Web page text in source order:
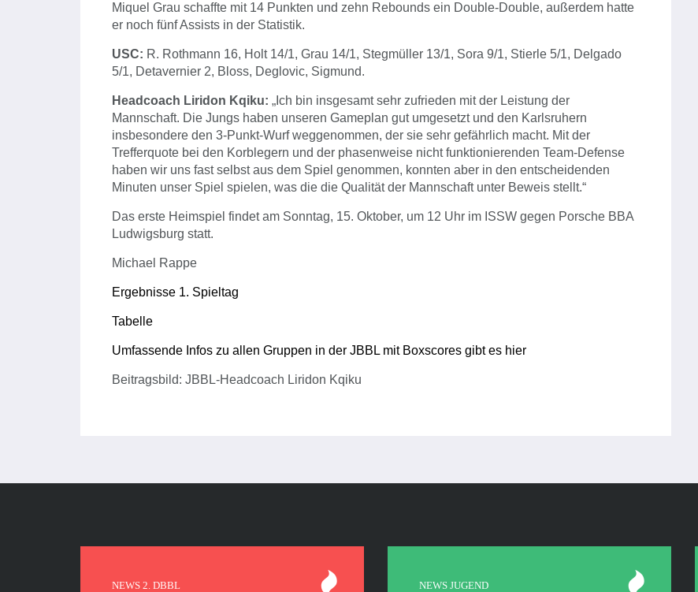
Miquel Grau schaffte mit 14 Punkten und zehn Rebounds ein Double-Double, außerdem hatte
er noch fünf Assists in der Statistik.
USC: R. Rothmann 16, Holt 14/1, Grau 14/1, Stegmüller 13/1, Sora 9/1, Stierle 5/1, Delgado
5/1, Detavernier 2, Bloss, Deglovic, Sigmund.
Headcoach Liridon Kqiku: „Ich bin insgesamt sehr zufrieden mit der Leistung der
Mannschaft. Die Jungs haben unseren Gameplan gut umgesetzt und den Karlsruhern
insbesondere den 3-Punkt-Wurf weggenommen, der sie sehr gefährlich macht. Mit der
Trefferquote bei den Korblegern und der phasenweise nicht funktionierenden Team-Defense
haben wir uns fast selbst aus dem Spiel genommen, konnten aber in den entscheidenden
Minuten unser Spiel spielen, was die die Qualität der Mannschaft unter Beweis stellt.“
Das erste Heimspiel findet am Sonntag, 15. Oktober, um 12 Uhr im ISSW gegen Porsche BBA
Ludwigsburg statt.
Michael Rappe
Ergebnisse 1. Spieltag
Tabelle
Umfassende Infos zu allen Gruppen in der JBBL mit Boxscores gibt es hier
Beitragsbild: JBBL-Headcoach Liridon Kqiku
NEWS 2. DBBL NEWS JUGEND